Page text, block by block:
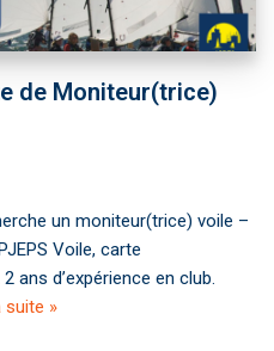
de Moniteur(trice)
un moniteur(trice) voile –
Voile, carte
ans d’expérience en club.
suite »